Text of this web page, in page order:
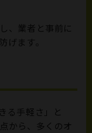
、業者と事前に
げます。
る手軽さ」と
から、多くのオ